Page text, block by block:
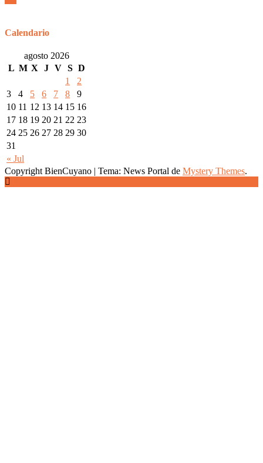
Calendario
agosto 2026
L M X J V S D
« Jul
1
2
3
4 5 6 7 8
9
10 11 12 13 14 15 16
17 18 19 20 21 22 23
24 25 26 27 28 29 30
31
Copyright BienCuyano | Tema: News Portal de Mystery Themes.